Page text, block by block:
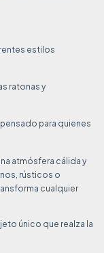
estilos
ratonas y
para quienes
atmósfera cálida y
rústicos o
cualquier
único que realza la